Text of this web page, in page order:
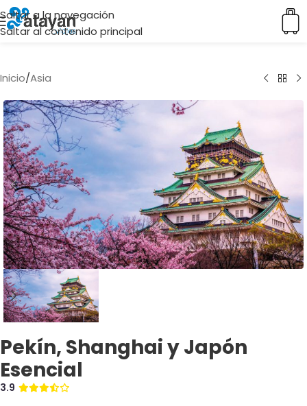
Saltar a la navegación
Saltar al contenido principal
Inicio/Asia
Pekín, Shanghai y Japón
Esencial
3.9